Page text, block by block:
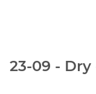
23-09 - Dry